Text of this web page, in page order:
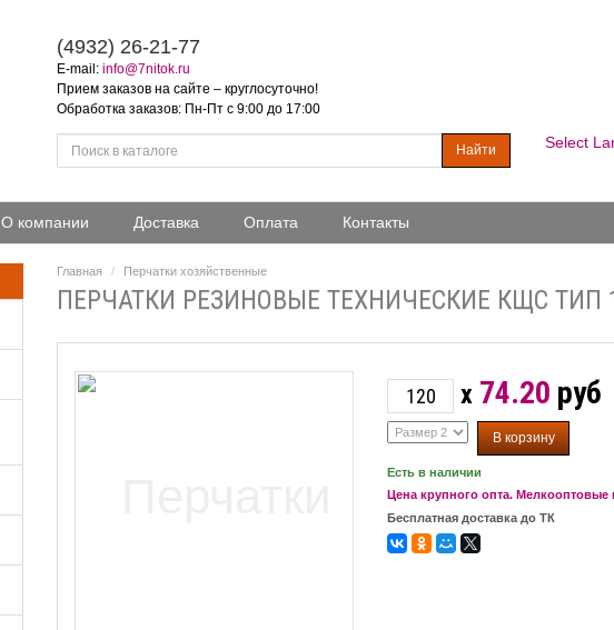
(4932) 26-21-77
E-mail: info@7nitok.ru
Прием заказов на сайте – круглосуточно!
Обработка заказов: Пн-Пт с 9:00 до 17:00
Найти Select
О компании Доставка Оплата Контакты
Главная Перчатки хозяйственные
ПЕРЧАТКИ РЕЗИНОВЫЕ ТЕХНИЧЕСКИЕ КЩС ТИП
x 74.20 руб
Есть в наличии
Цена крупного опта.
Бесплатная доставка до ТК